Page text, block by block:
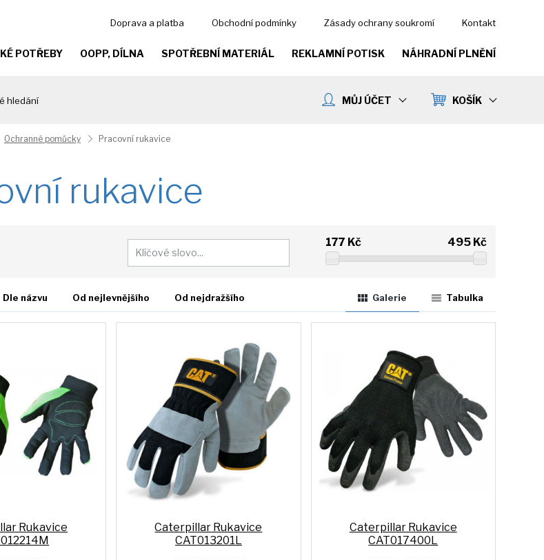
Doprava a platba Obchodní podmínky Zásady ochrany soukromí Kontakt
POTŘEBY OOPP, DÍLNA SPOTŘEBNÍ MATERIÁL REKLAMNÍ POTISK NÁHRADNÍ PLNĚNÍ
hledání KOŠÍK
MŮJ ÚČET
Ochranné pomůcky Pracovní rukavice
rukavice
177 Kč 495Kč
Dle názvu Od nejlevnějšího Od nejdražšího Tabulka
Galerie
Rukavice
Caterpillar Rukavice
CAT013201L
Caterpillar Rukavice
CAT017400L